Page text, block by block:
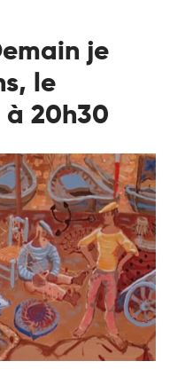
je
le
à 20h30